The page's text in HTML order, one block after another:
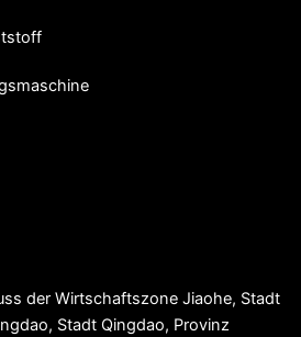
der Wirtschaftszone Jiaohe, Stadt
Stadt Qingdao, Provinz